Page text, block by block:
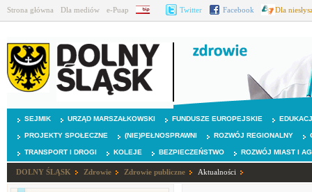
Strona główna Dla mediów e-Puap BIP Twitter Facebook Dla
SEJMIK URZĄD MARSZAŁKOWSKI FUNDUSZE EUROPEJSKIE
PROJEKTY SPOŁECZNE (NIE)PEŁNOSPRAWNI ROZWÓJ REGIONALNY
TRANSPORT I DROGI KOLEJE BEZPIECZEŃSTWO ROZWÓJ MIAST I
DOLNY ŚLĄSK Zdrowie Zdrowie publiczne Aktualności